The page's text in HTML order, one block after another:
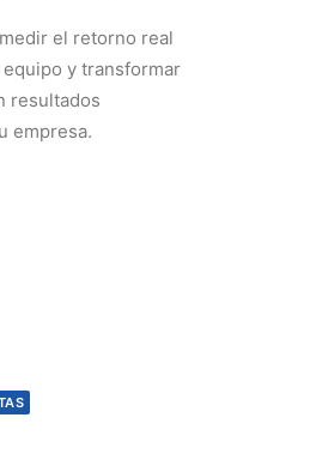
el retorno real
y transformar
resultados
empresa.